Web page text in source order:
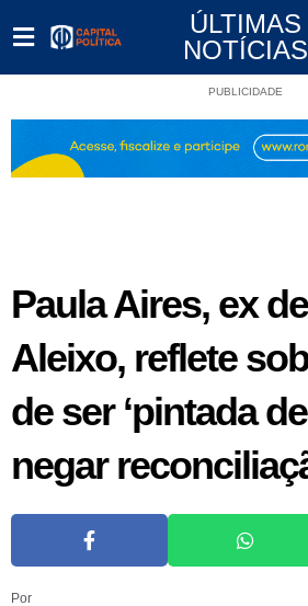
ÚLTIMAS
NOTÍCIAS
PUBLICIDADE
Paula Aires, ex
Aleixo, reflete
de ser ‘pintada
negar
Por